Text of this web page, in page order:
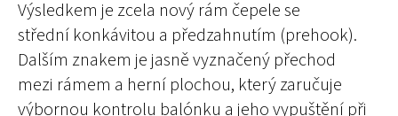
Výsledkem je zcela nový rám čepele se
střední konkávitou a předzahnutím (prehook).
Dalším znakem je jasně vyznačený přechod
mezi rámem a herní plochou, který zaručuje
výbornou kontrolu balónku a jeho vypuštění při